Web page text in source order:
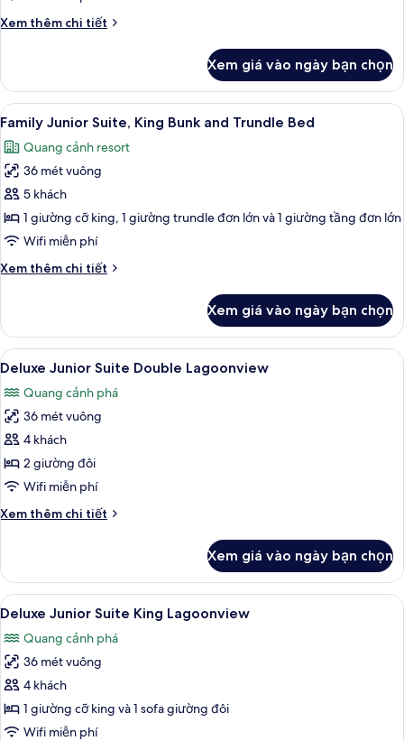
Xem thêm chi tiết
Chi
Junior
Suite
King
Accessible
Xem giá vào ngày bạn chọn
Xem
tất
cả
ảnh
Family
Junior
Suite,
Bunk
Bed
Bộ đồ giường cao cấp, minibar với
4
Family Junior Suite, King Bunk and Trundle Bed
Quang cảnh resort
36 mét vuông
5 khách
1 giường cỡ king, 1 giường trundle đơn lớn và 1 giường tầng đơn lớn
Wifi miễn phí
Xem thêm chi tiết
Chi
Family
Junior
Suite,
Bunk
and
Bed
Xem giá vào ngày bạn chọn
Xem
tất
cả
ảnh
Deluxe
Junior
Suite
Lagoonview
Bộ đồ giường cao cấp, minibar với
4
Deluxe Junior Suite Double Lagoonview
Quang cảnh phá
36 mét vuông
4 khách
2 giường đôi
Wifi miễn phí
Xem thêm chi tiết
Chi
Deluxe
Junior
Suite
Lagoonview
Xem giá vào ngày bạn chọn
Xem
tất
cả
ảnh
Deluxe
Junior
Suite
Bộ đồ giường cao cấp, minibar với
5
Deluxe Junior Suite King Lagoonview
Quang cảnh phá
36 mét vuông
4 khách
1 giường cỡ king và 1 sofa giường đôi
Wifi miễn phí